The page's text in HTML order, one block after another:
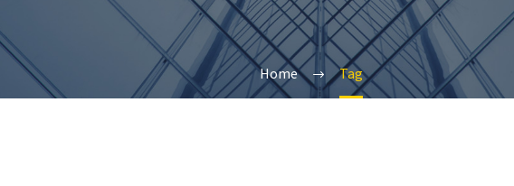
Home Tag